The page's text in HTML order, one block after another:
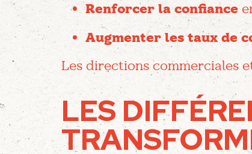
Renforcer la confiance
Augmenter les taux de
Les directions commerciales
LES